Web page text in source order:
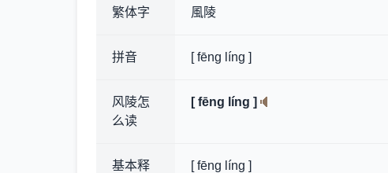
繁体字 風陵
拼音 [ fēng líng ]
风陵怎
么读
[ fēng líng ]
基本释
[ fēng líng ]